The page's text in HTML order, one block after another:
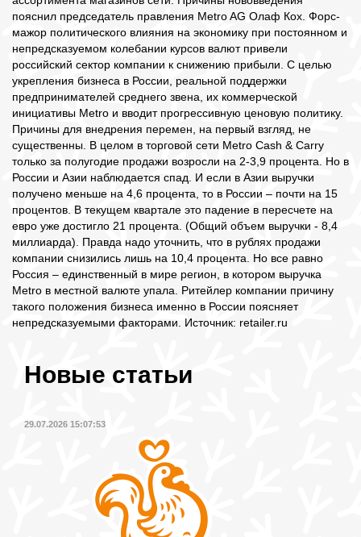
пояснил председатель правления Metro AG Олаф Кох. Форс-
мажор политического влияния на экономику при постоянном и
непредсказуемом колебании курсов валют привели
российский сектор компании к снижению прибыли. С целью
укрепления бизнеса в России, реальной поддержки
предпринимателей среднего звена, их коммерческой
инициативы Metro и вводит прогрессивную ценовую политику.
Причины для внедрения перемен, на первый взгляд, не
существенны. В целом в торговой сети Metro Cash & Carry
только за полугодие продажи возросли на 2-3,9 процента. Но в
России и Азии наблюдается спад. И если в Азии выручки
получено меньше на 4,6 процента, то в России – почти на 15
процентов. В текущем квартале это падение в пересчете на
евро уже достигло 21 процента. (Общий объем выручки - 8,4
миллиарда). Правда надо уточнить, что в рублях продажи
компании снизились лишь на 10,4 процента. Но все равно
Россия – единственный в мире регион, в котором выручка
Metro в местной валюте упала. Ритейлер компании причину
такого положения бизнеса именно в России поясняет
непредсказуемыми факторами. Источник: retailer.ru
Новые статьи
29.07.2026 15:07:53